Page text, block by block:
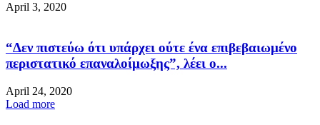
April 3, 2020
“Δεν πιστεύω ότι υπάρχει ούτε ένα επιβεβαιωμένο
περιστατικό επαναλοίμωξης”, λέει ο...
April 24, 2020
Load more